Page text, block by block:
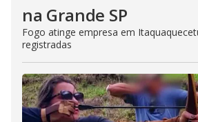
na Grande SP
Fogo atinge empresa em
registradas